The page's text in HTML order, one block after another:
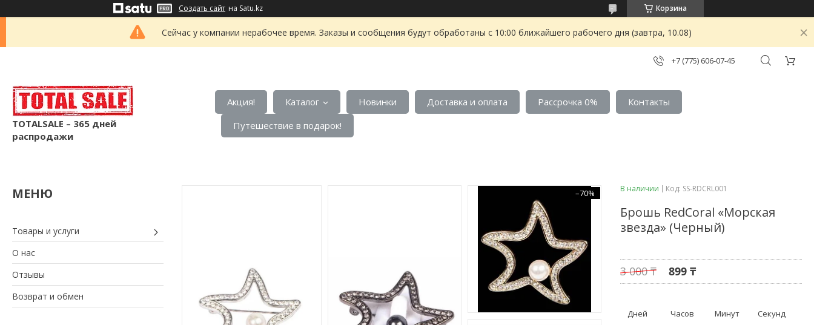
Создать сайт на Satu.kz Корзина
Сейчас у компании нерабочее время. Заказы и сообщения будут обработаны с 10:00 ближайшего рабочего дня (завтра, 10.08)
+7 (775) 606-07-45
TOTALSALE – 365 дней
распродажи
Акция! Каталог Новинки Доставка и оплата Рассрочка 0%
Контакты
Путешествие в подарок!
Товары и услуги
О нас
Отзывы
Возврат и обмен
–70% В наличии Код: SS-RDCRL001
Брошь RedCoral «Морская
звезда» (Черный)
3 000 ₸ 899 ₸
Дней Часов Минут Секунд